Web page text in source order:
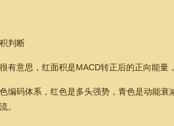
判断
有意思，红面积是MACD转正后的正向能量
编码体系，红色是多头强势，青色是动能
。